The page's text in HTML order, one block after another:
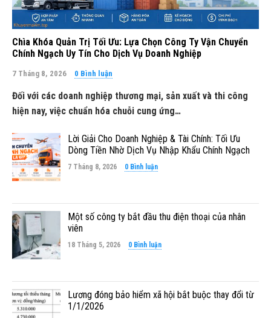
Chìa Khóa Quản Trị Tối Ưu: Lựa Chọn Công Ty Vận Chuyển
Chính Ngạch Uy Tín Cho Dịch Vụ Doanh Nghiệp
7 Tháng 8, 2026 0 Bình luận
Đối với các doanh nghiệp thương mại, sản xuất và thi công
hiện nay, việc chuẩn hóa chuỗi cung ứng…
Lời Giải Cho Doanh Nghiệp & Tài Chính: Tối Ưu
Dòng Tiền Nhờ Dịch Vụ Nhập Khẩu Chính Ngạch
7 Tháng 8, 2026 0 Bình luận
Một số công ty bắt đầu thu điện thoại của nhân
viên
18 Tháng 5, 2026 0 Bình luận
Lương đóng bảo hiểm xã hội bắt buộc thay đổi từ
1/1/2026